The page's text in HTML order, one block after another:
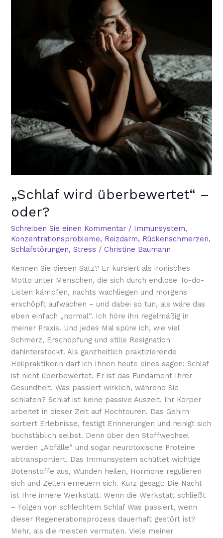
„Schlaf wird überbewertet“ –
oder?
Schreiben Sie einen Kommentar / Immunsystem,
Konzentrationsprobleme, Reizdarm, Rückenschmerzen,
Schlafstörungen,Stress /Christine Baumann
Kennen Sie diesen Satz? Er kursiert als ironisches
Motto unter Menschen, die sich durch endlose To-do-
Listen kämpfen, nachts wachliegen und morgens
erschöpft aufwachen – und dabei so tun, als wäre das
eben einfach „normal“. Ich höre ihn regelmäßig in
meiner Praxis. Und jedes Mal spüre ich, wie viel
Schmerz, Erschöpfung und stille Resignation
dahintersteckt. Als ganzheitlich praktizierende
Heilpraktikerin darf ich Ihnen heute eines sagen: Schlaf
ist nicht überbewertet. Er ist das Fundament Ihrer
Gesundheit. Was passiert wirklich, während Sie
schlafen? Schlaf ist keine passive Auszeit. Ihr Körper
arbeitet in dieser Zeit auf Hochtouren. Das Gehirn
sortiert Erlebnisse, festigt Erinnerungen und reinigt sich
buchstäblich selbst. Denn über den Stoffwechsel
werden „Abfälle“ und sogar neurotoxische Proteine
abtransportiert. Das Immunsystem schüttet wichtige
Botenstoffe aus, Wunden heilen, Hormone regulieren
sich und Zellen erneuern sich. Kurz gesagt: Die Nacht
ist Ihre innere Werkstatt. Wenn die Werkstatt schließt
– Folgen von schlechtem Schlaf Was passiert, wenn
dieser Regenerationsprozess dauerhaft gestört ist?
Mehr, als die meisten vermuten. Viele meiner